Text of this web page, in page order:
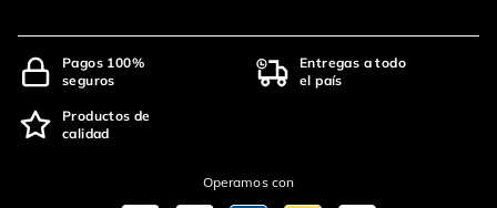
Pagos 100%
seguros
Entregas a todo
el país
Productos de
calidad
Operamos con